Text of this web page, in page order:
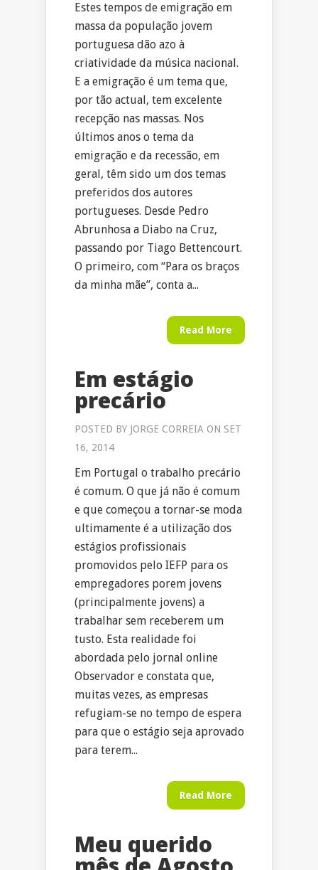
Estes tempos de emigração em
massa da população jovem
portuguesa dão azo à
criatividade da música nacional.
E a emigração é um tema que,
por tão actual, tem excelente
recepção nas massas. Nos
últimos anos o tema da
emigração e da recessão, em
geral, têm sido um dos temas
preferidos dos autores
portugueses. Desde Pedro
Abrunhosa a Diabo na Cruz,
passando por Tiago Bettencourt.
O primeiro, com “Para os braços
da minha mãe”, conta a...
Read More
Em estágio
precário
POSTED BY JORGE CORREIA ON SET
16, 2014
Em Portugal o trabalho precário
é comum. O que já não é comum
e que começou a tornar-se moda
ultimamente é a utilização dos
estágios profissionais
promovidos pelo IEFP para os
empregadores porem jovens
(principalmente jovens) a
trabalhar sem receberem um
tusto. Esta realidade foi
abordada pelo jornal online
Observador e constata que,
muitas vezes, as empresas
refugiam-se no tempo de espera
para que o estágio seja aprovado
para terem...
Read More
Meu querido